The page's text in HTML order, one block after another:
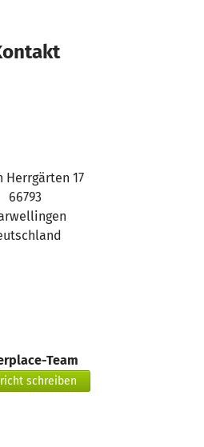
Herrgärten 17
66793
Team
schreiben